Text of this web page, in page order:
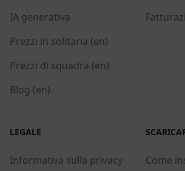
IA generativa
Prezzi in solitaria (en)
Prezzi di squadra (en)
Blog (en)
LEGALE
Informativa sulla privacy
Come